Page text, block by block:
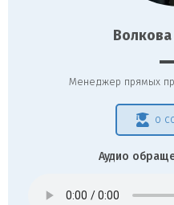
Менеджер прямых
о
Аудио